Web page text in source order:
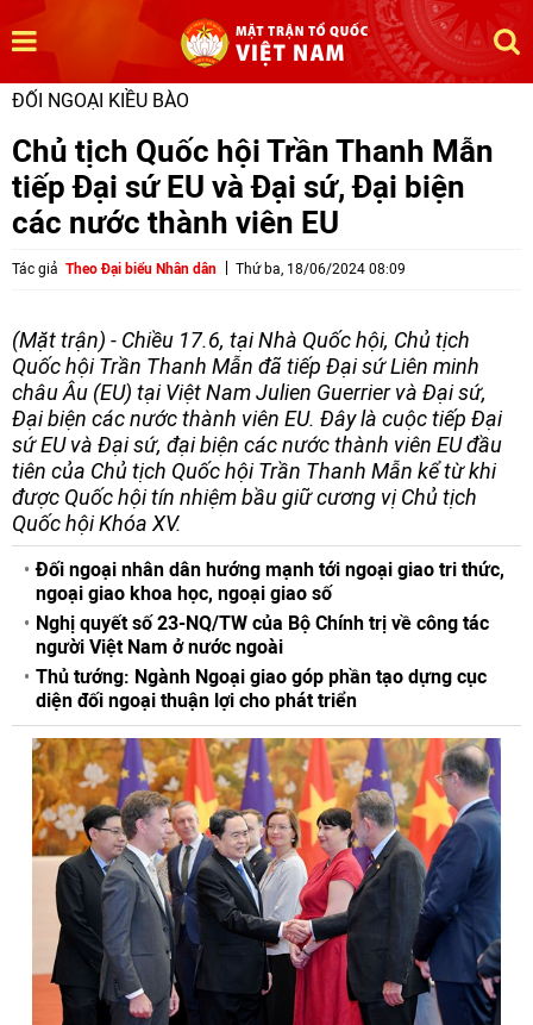
ĐỐI NGOẠI KIỀU BÀO
Chủ tịch Quốc hội Trần Thanh Mẫn
tiếp Đại sứ EU và Đại sứ, Đại biện
các nước thành viên EU
Tác giả Theo Đại biểu Nhân dân Thứ ba, 18/06/2024 08:09
(Mặt trận) - Chiều 17.6, tại Nhà Quốc hội, Chủ tịch
Quốc hội Trần Thanh Mẫn đã tiếp Đại sứ Liên minh
châu Âu (EU) tại Việt Nam Julien Guerrier và Đại sứ,
Đại biện các nước thành viên EU. Đây là cuộc tiếp Đại
sứ EU và Đại sứ, đại biện các nước thành viên EU đầu
tiên của Chủ tịch Quốc hội Trần Thanh Mẫn kể từ khi
được Quốc hội tín nhiệm bầu giữ cương vị Chủ tịch
Quốc hội Khóa XV.
Đối ngoại nhân dân hướng mạnh tới ngoại giao tri thức,
ngoại giao khoa học, ngoại giao số
Nghị quyết số 23-NQ/TW của Bộ Chính trị về công tác
người Việt Nam ở nước ngoài
Thủ tướng: Ngành Ngoại giao góp phần tạo dựng cục
diện đối ngoại thuận lợi cho phát triển